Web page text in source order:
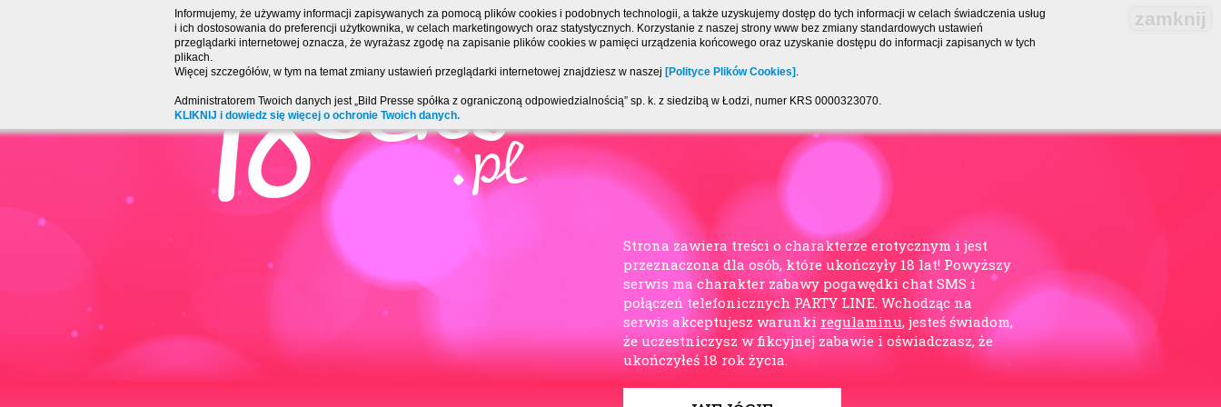
zamknij
Informujemy, że używamy informacji zapisywanych za pomocą plików cookies i podobnych technologii, a także uzyskujemy dostęp do tych informacji w celach świadczenia usług
i ich dostosowania do preferencji użytkownika, w celach marketingowych oraz statystycznych. Korzystanie z naszej strony www bez zmiany standardowych ustawień
przeglądarki internetowej oznacza, że wyrażasz zgodę na zapisanie plików cookies w pamięci urządzenia końcowego oraz uzyskanie dostępu do informacji zapisanych w tych
plikach.
Więcej szczegółów, w tym na temat zmiany ustawień przeglądarki internetowej znajdziesz w naszej [Polityce Plików Cookies] .
Administratorem Twoich danych jest „Bild Presse spółka z ograniczoną odpowiedzialnością” sp. k. z siedzibą w Łodzi, numer KRS 0000323070.
KLIKNIJ i dowiedz się więcej o ochronie Twoich danych.
Strona zawiera treści o charakterze erotycznym i jest
przeznaczona dla osób, które ukończyły 18 lat! Powyższy
serwis ma charakter zabawy pogawędki chat SMS i
połączeń telefonicznych PARTY LINE. Wchodząc na
serwis akceptujesz warunki regulaminu, jesteś świadom,
że uczestniczysz w fikcyjnej zabawie i oświadczasz, że
ukończyłeś 18 rok życia.